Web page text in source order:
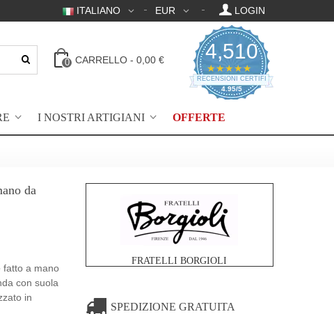
ITALIANO EUR LOGIN
0 CARRELLO - 0,00 € 4,510
★★★★★ 4.95 valutazione
4.95/5
RECENSIONI CERTIFICATE
I NOSTRI ARTIGIANI OFFERTE
da
fatto a mano
con suola
in
FRATELLI BORGIOLI
SPEDIZIONE GRATUITA